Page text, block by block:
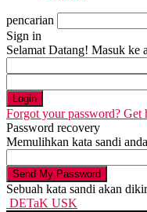
pencarian
Sign in
Selamat Datang! Masuk ke
Forgot your password? Get
Password recovery
Memulihkan kata sandi anda
Sebuah kata sandi akan
DETaK USK